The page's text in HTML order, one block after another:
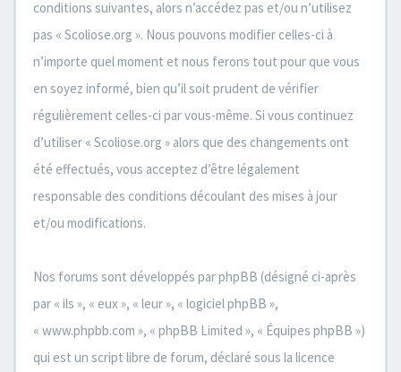
conditions suivantes, alors n’accédez pas et/ou n’utilisez
pas « Scoliose.org ». Nous pouvons modifier celles-ci à
n’importe quel moment et nous ferons tout pour que vous
en soyez informé, bien qu’il soit prudent de vérifier
régulièrement celles-ci par vous-même. Si vous continuez
d’utiliser « Scoliose.org » alors que des changements ont
été effectués, vous acceptez d’être légalement
responsable des conditions découlant des mises à jour
et/ou modifications.
Nos forums sont développés par phpBB (désigné ci-après
par « ils », « eux », « leur », « logiciel phpBB »,
« www.phpbb.com », « phpBB Limited », « Équipes phpBB »)
qui est un script libre de forum, déclaré sous la licence